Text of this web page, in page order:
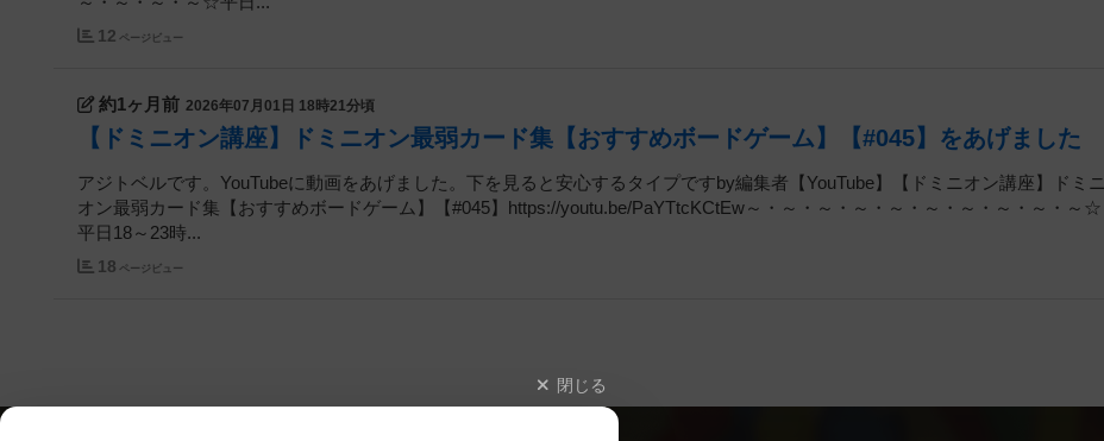
12 ページビュー
約1ヶ月前 2026年07月01日 18時21分頃
【ドミニオン講座】ドミニオン最弱カード集【おすすめボードゲーム】【#045】をあげました
アジトベルです。YouTubeに動画をあげました。下を見ると安心するタイプですby編集者【YouTube】【ドミニオン講座】ドミニ
オン最弱カード集【おすすめボードゲーム】【#045】https://youtu.be/PaYTtcKCtEw～・～・～・～・～・～・～・～・～・～☆
平日18～23時...
18 ページビュー
閉じる